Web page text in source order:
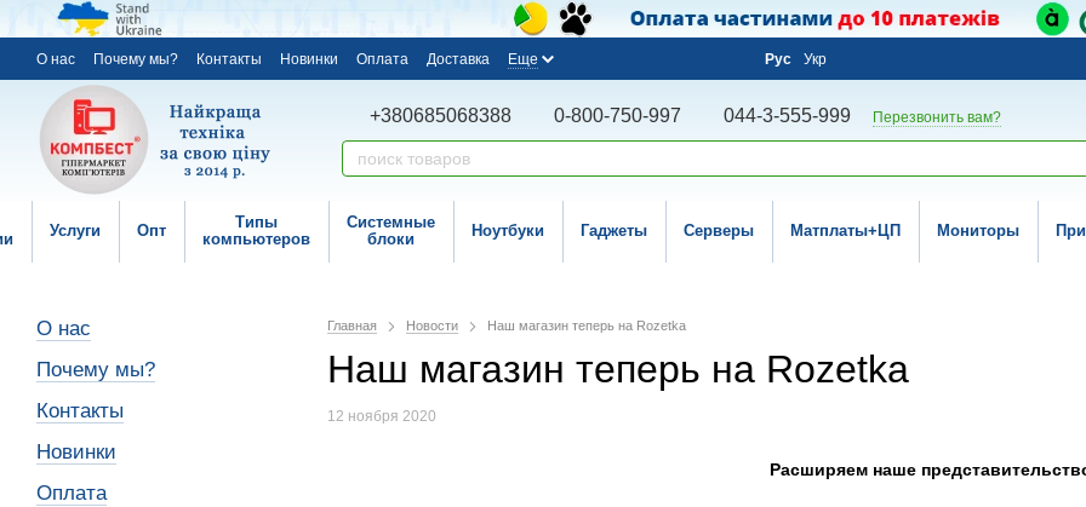
О нас Почему мы? Контакты Новинки Оплата Доставка Еще Рус Укр
+380685068388 0-800-750-997 044-3-555-999 Перезвонить вам?
Услуги Опт
Типы
компьютеров
Системные
блоки
Ноутбуки Гаджеты Серверы Матплаты+ЦП Мониторы
Главная Новости Наш магазин теперь на Rozetka
Наш магазин теперь на Rozetka
12 ноября 2020
Расширяем наше
О нас
Почему мы?
Контакты
Новинки
Оплата